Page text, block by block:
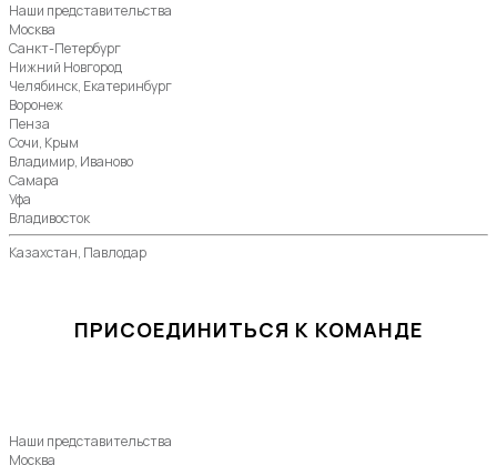
Наши представительства
Москва
Санкт-Петербург
Нижний Новгород
Челябинск, Екатеринбург
Воронеж
Пенза
Сочи, Крым
Владимир, Иваново
Самара
Уфа
Владивосток
Казахстан, Павлодар
ПРИСОЕДИНИТЬСЯ К КОМАНДЕ
Наши представительства
Москва